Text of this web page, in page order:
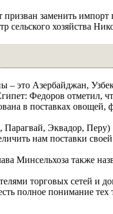
призван заменить
сельского хозяйства
это Азербайджан,
Федоров отметил,
в поставках
Эквадор,
нам поставки
Минсельхоза также
торговых сетей и
полное понимание тех